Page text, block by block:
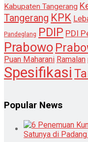
Kabupaten Tangerang
Tangerang KPK
Pandeglang PDIP PDI
Prabowo
Puan Maharani Ramalan
Spesifikasi
Popular News